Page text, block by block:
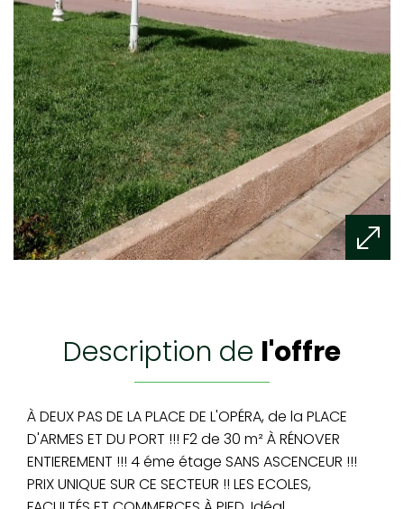
description de l'offre
À DEUX PAS DE LA PLACE DE L'OPÉRA, de la PLACE
D'ARMES ET DU PORT !!! F2 de 30 m² À RÉNOVER
ENTIEREMENT !!! 4 éme étage SANS ASCENCEUR !!!
PRIX UNIQUE SUR CE SECTEUR !! LES ECOLES,